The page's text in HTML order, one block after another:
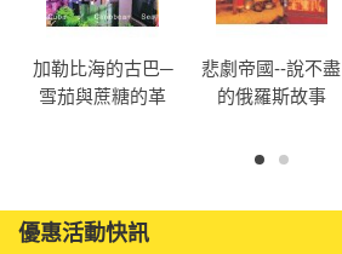
加勒比海的古巴─
雪茄與蔗糖的革
悲劇帝國--說不盡
的俄羅斯故事
優惠活動快訊